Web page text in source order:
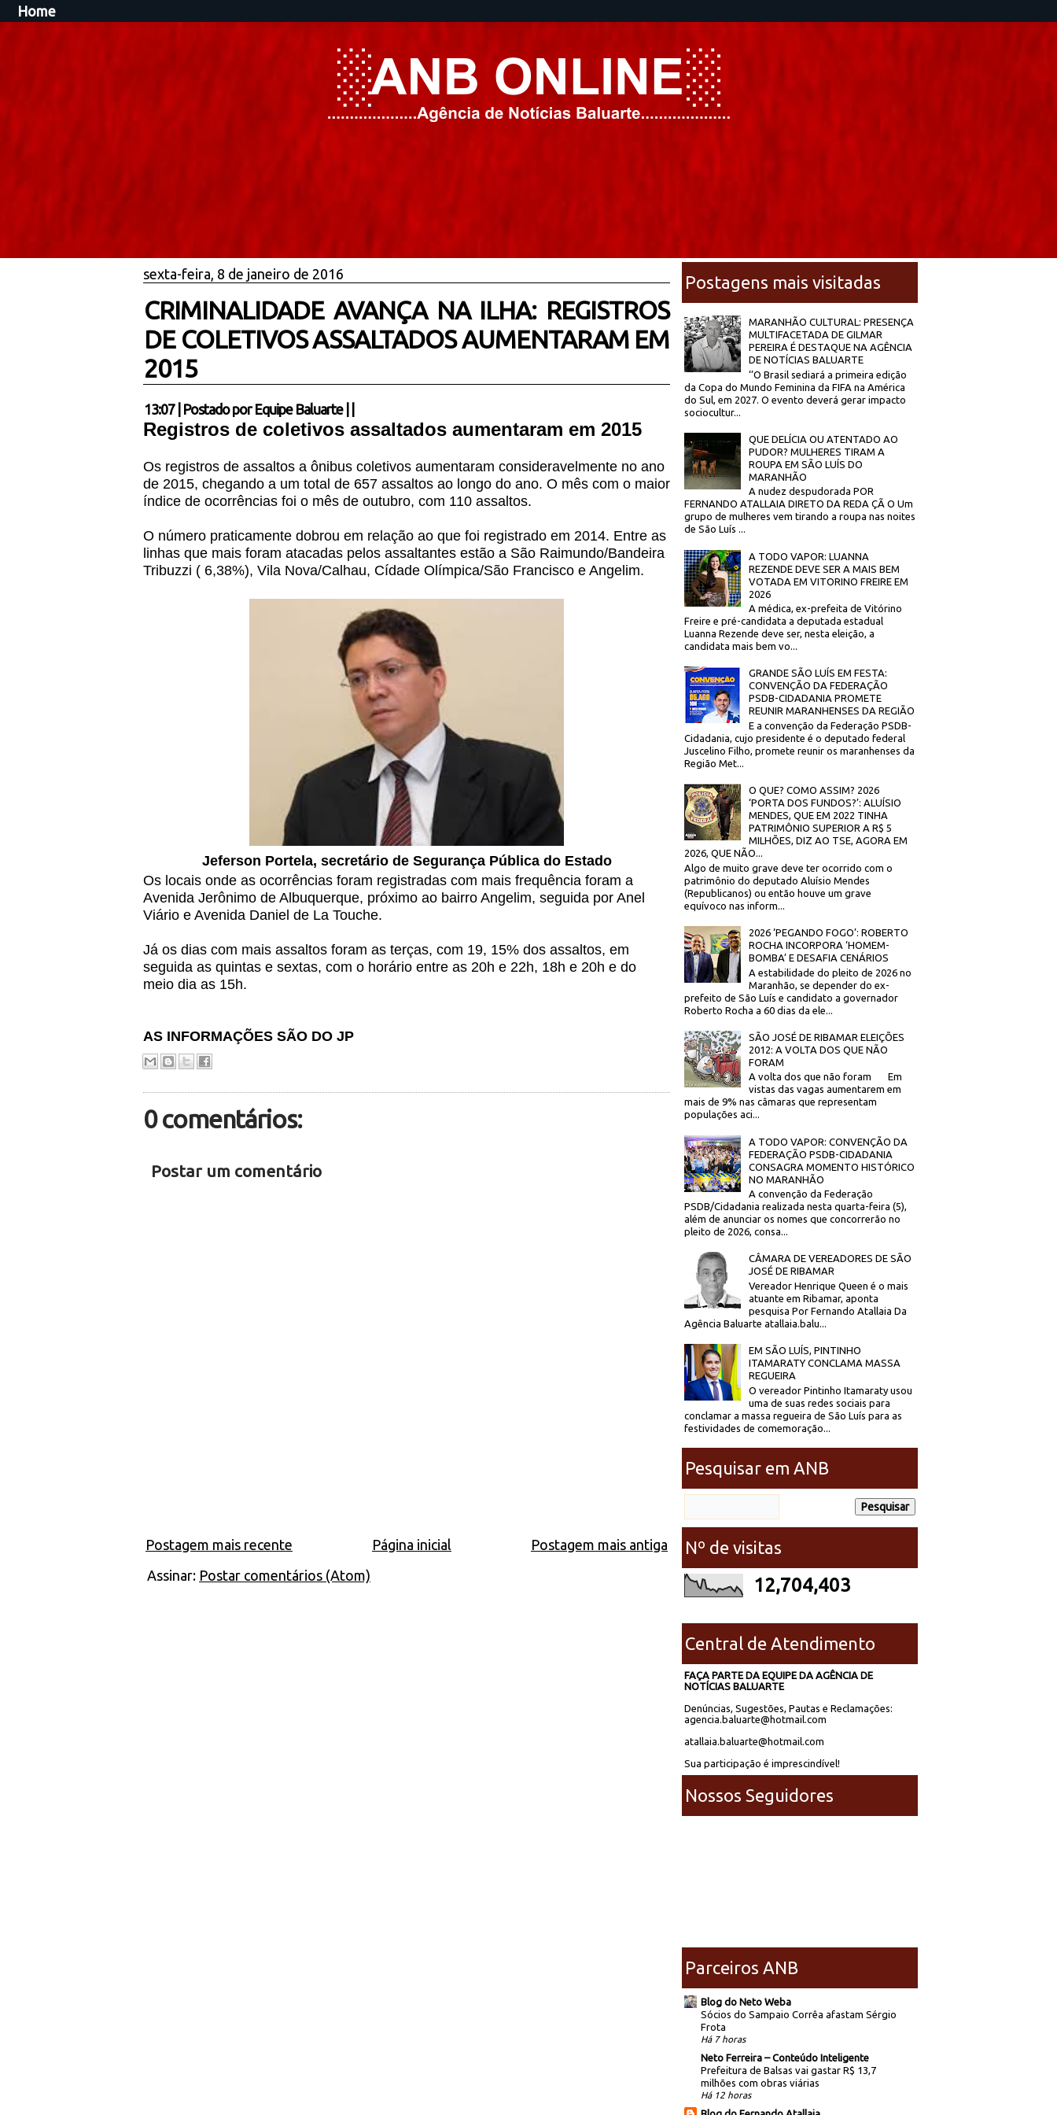
Home
sexta-feira, 8 de janeiro de 2016
CRIMINALIDADE AVANÇA NA ILHA: REGISTROS
DE COLETIVOS ASSALTADOS AUMENTARAM EM
2015
13:07| Postado por Equipe Baluarte
Registros de coletivos assaltados aumentaram em 2015
Os registros de assaltos a ônibus coletivos aumentaram consideravelmente no ano
de 2015, chegando a um total de 657 assaltos ao longo do ano. O mês com o maior
índice de ocorrências foi o mês de outubro, com 110 assaltos.
O número praticamente dobrou em relação ao que foi registrado em 2014. Entre as
linhas que mais foram atacadas pelos assaltantes estão a São Raimundo/Bandeira
Tribuzzi ( 6,38%), Vila Nova/Calhau, Cídade Olímpica/São Francisco e Angelim.
Jeferson Portela, secretário de Segurança Pública do Estado
Os locais onde as ocorrências foram registradas com mais frequência foram a
Avenida Jerônimo de Albuquerque, próximo ao bairro Angelim, seguida por Anel
Viário e Avenida Daniel de La Touche.
Já os dias com mais assaltos foram as terças, com 19, 15% dos assaltos, em
seguida as quintas e sextas, com o horário entre as 20h e 22h, 18h e 20h e do
meio dia as 15h.
AS INFORMAÇÕES SÃO DO JP
0 comentários:
Postar um comentário
Postagem mais recente Postagem mais antiga
Página inicial
Assinar: Postar comentários (Atom)
Postagens mais visitadas
MARANHÃO CULTURAL: PRESENÇA
MULTIFACETADA DE GILMAR
PEREIRA É DESTAQUE NA AGÊNCIA
DE NOTÍCIAS BALUARTE
‘’O Brasil sediará a primeira edição
da Copa do Mundo Feminina da FIFA na América
do Sul, em 2027. O evento deverá gerar impacto
sociocultur...
QUE DELÍCIA OU ATENTADO AO
PUDOR? MULHERES TIRAM A
ROUPA EM SÃO LUÍS DO
MARANHÃO
A nudez despudorada POR
FERNANDO ATALLAIA DIRETO DA REDA ÇÃ O Um
grupo de mulheres vem tirando a roupa nas noites
de São Luís ...
A TODO VAPOR: LUANNA
REZENDE DEVE SER A MAIS BEM
VOTADA EM VITORINO FREIRE EM
2026
A médica, ex-prefeita de Vitórino
Freire e pré-candidata a deputada estadual
Luanna Rezende deve ser, nesta eleição, a
candidata mais bem vo...
GRANDE SÃO LUÍS EM FESTA:
CONVENÇÃO DA FEDERAÇÃO
PSDB-CIDADANIA PROMETE
REUNIR MARANHENSES DA REGIÃO
E a convenção da Federação PSDB-
Cidadania, cujo presidente é o deputado federal
Juscelino Filho, promete reunir os maranhenses da
Região Met...
O QUE? COMO ASSIM? 2026
‘PORTA DOS FUNDOS?’: ALUÍSIO
MENDES, QUE EM 2022 TINHA
PATRIMÔNIO SUPERIOR A R$ 5
MILHÕES, DIZ AO TSE, AGORA EM
2026, QUE NÃO...
Algo de muito grave deve ter ocorrido com o
patrimônio do deputado Aluísio Mendes
(Republicanos) ou então houve um grave
equívoco nas inform...
2026 ‘PEGANDO FOGO’: ROBERTO
ROCHA INCORPORA ‘HOMEM-
BOMBA’ E DESAFIA CENÁRIOS
A estabilidade do pleito de 2026 no
Maranhão, se depender do ex-
prefeito de São Luís e candidato a governador
Roberto Rocha a 60 dias da ele...
SÃO JOSÉ DE RIBAMAR ELEIÇÕES
2012: A VOLTA DOS QUE NÃO
FORAM
A volta dos que não foram Em
vistas das vagas aumentarem em
mais de 9% nas câmaras que representam
populações aci...
A TODO VAPOR: CONVENÇÃO DA
FEDERAÇÃO PSDB-CIDADANIA
CONSAGRA MOMENTO HISTÓRICO
NO MARANHÃO
A convenção da Federação
PSDB/Cidadania realizada nesta quarta-feira (5),
além de anunciar os nomes que concorrerão no
pleito de 2026, consa...
CÂMARA DE VEREADORES DE SÃO
JOSÉ DE RIBAMAR
Vereador Henrique Queen é o mais
atuante em Ribamar, aponta
pesquisa Por Fernando Atallaia Da
Agência Baluarte atallaia.balu...
EM SÃO LUÍS, PINTINHO
ITAMARATY CONCLAMA MASSA
REGUEIRA
O vereador Pintinho Itamaraty usou
uma de suas redes sociais para
conclamar a massa regueira de São Luís para as
festividades de comemoração...
Pesquisar em ANB
Nº de visitas
12,704,403
Central de Atendimento
FAÇA PARTE DA EQUIPE DA AGÊNCIA DE
NOTÍCIAS BALUARTE
Denúncias, Sugestões, Pautas e Reclamações:
agencia.baluarte@hotmail.com
atallaia.baluarte@hotmail.com
Sua participação é imprescindível!
Nossos Seguidores
Parceiros ANB
Blog do Neto Weba
Sócios do Sampaio Corrêa afastam Sérgio
Frota
Há 7 horas
Neto Ferreira – Conteúdo Inteligente
Prefeitura de Balsas vai gastar R$ 13,7
milhões com obras viárias
Há 12 horas